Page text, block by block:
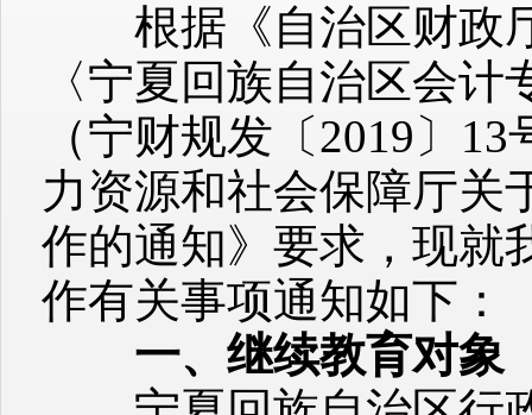
根据《自治区财政厅
〈宁夏回族自治区会
（宁财规发〔2019〕
力资源和社会保障厅关
作的通知》要求，现就
作有关事项通知如下：
一、继续教育对象